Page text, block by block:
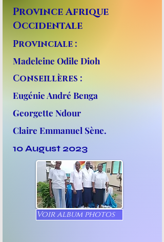
Province Afrique
Occidentale
Provinciale :
Madeleine Odile Dioh
Conseillères :
Eugénie André Benga
Georgette Ndour
Claire Emmanuel Sène.
10 August 2023
Voir album photos